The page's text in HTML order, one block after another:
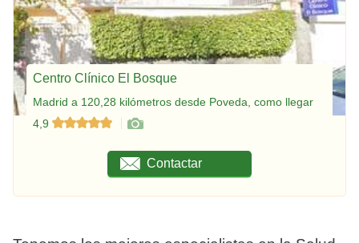
Centro Clínico El Bosque
Madrid a 120,28 kilómetros desde Poveda, como llegar
4,9
Contactar